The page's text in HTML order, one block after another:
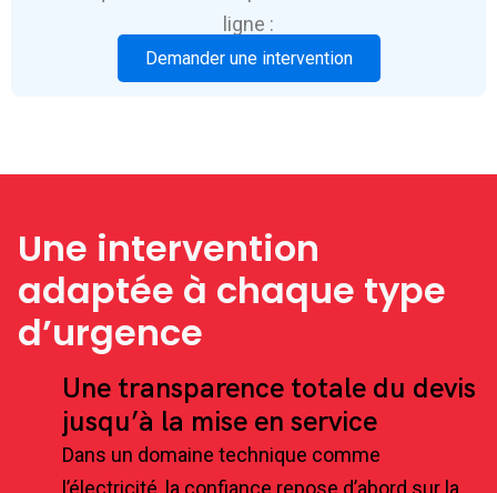
ligne :
Demander une intervention
Une intervention
adaptée à chaque type
d’urgence
Une transparence totale du devis
jusqu’à la mise en service
Dans un domaine technique comme
l’électricité, la confiance repose d’abord sur la